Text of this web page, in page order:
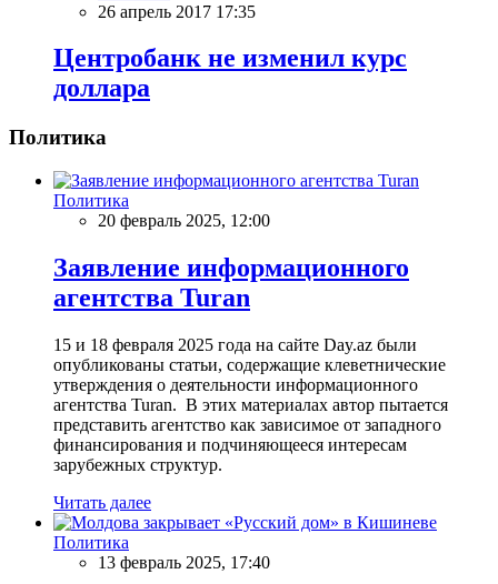
26 апрель 2017 17:35
Центробанк не изменил курс
доллара
Политика
Политика
20 февраль 2025, 12:00
Заявление информационного
агентства Turan
15 и 18 февраля 2025 года на сайте Day.az были
опубликованы статьи, содержащие клеветнические
утверждения о деятельности информационного
агентства Turan. В этих материалах автор пытается
представить агентство как зависимое от западного
финансирования и подчиняющееся интересам
зарубежных структур.
Читать далее
Политика
13 февраль 2025, 17:40